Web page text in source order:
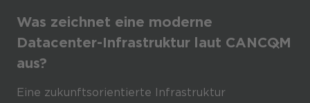
Was zeichnet eine moderne
Datacenter-Infrastruktur laut CANCOM
aus?
Eine zukunftsorientierte Infrastruktur